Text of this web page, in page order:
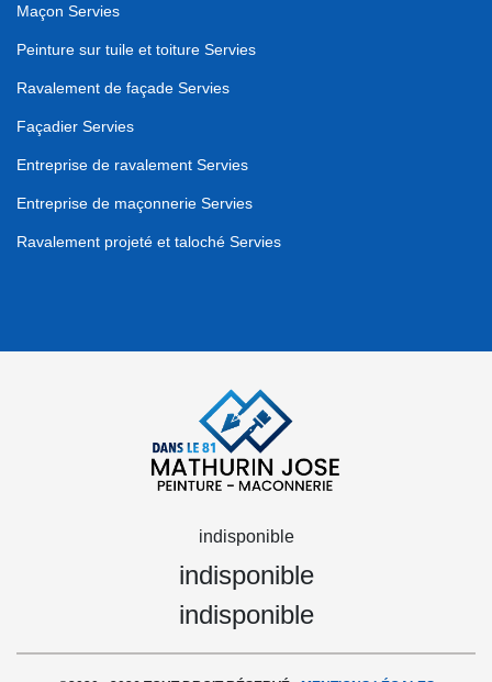
Maçon Servies
Peinture sur tuile et toiture Servies
Ravalement de façade Servies
Façadier Servies
Entreprise de ravalement Servies
Entreprise de maçonnerie Servies
Ravalement projeté et taloché Servies
indisponible
indisponible
indisponible